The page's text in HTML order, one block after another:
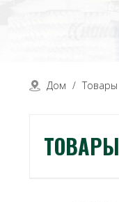
Дом / Товары
ТОВАРЫ